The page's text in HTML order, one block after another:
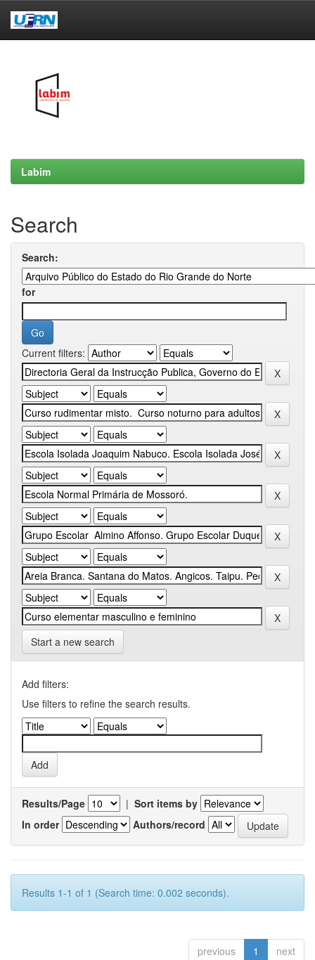
Labim
Search
Search:
for
Current filters:
Start a new search
Add filters:
Use filters to refine the search results.
Results/Page | Sort items by
In order
Authors/record
Results 1-1 of 1 (Search time: 0.002 seconds).
previous 1 next